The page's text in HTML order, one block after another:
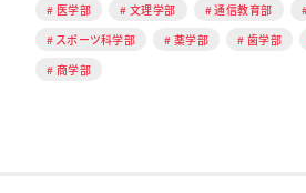
医学部
文理学部 通信教育部
スポーツ科学部
薬学部 歯学部
商学部